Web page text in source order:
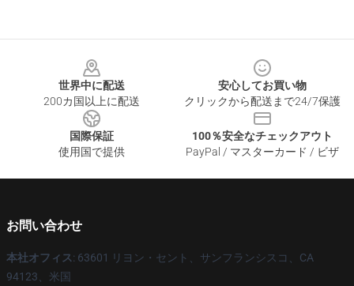
世界中に配送
200カ国以上に配送
安心してお買い物
クリックから配送まで24/7保護
国際保証
使用国で提供
100％安全なチェックアウト
PayPal / マスターカード / ビザ
お問い合わせ
本社オフィス: 63601 リヨン・セント、サンフランシスコ、CA
94123、米国